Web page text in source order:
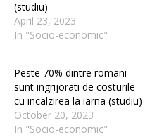
(studiu)
April 23, 2023
In "Socio-economic"
Peste 70% dintre romani
sunt ingrijorati de costurile
cu incalzirea la iarna (studiu)
October 20, 2023
In "Socio-economic"